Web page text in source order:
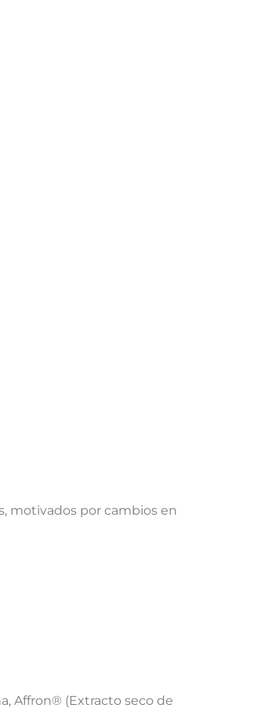
motivados por cambios en
Affron® (Extracto seco de